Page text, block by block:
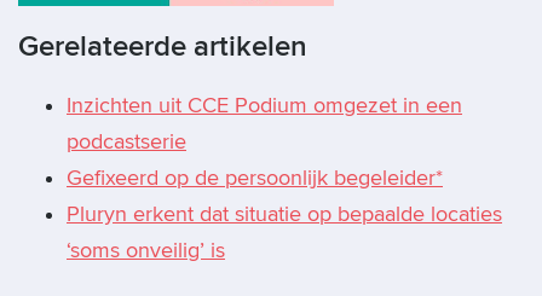
Gerelateerde artikelen
Inzichten uit CCE Podium omgezet in een
podcastserie
Gefixeerd op de persoonlijk begeleider*
Pluryn erkent dat situatie op bepaalde locaties
‘soms onveilig’ is